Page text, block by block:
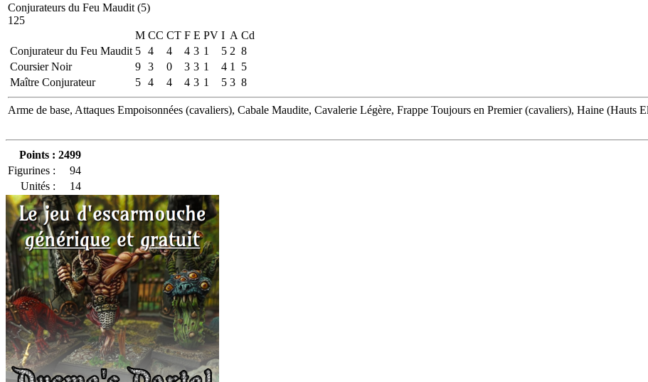
Conjurateurs du Feu Maudit (5)
125
M CC CT F E PV I A Cd
Conjurateur du Feu Maudit 5 4 4 4 3 1 5 2 8
Coursier Noir
9 3 0 3 3 1 4 1
5
Maître Conjurateur
5 4 4 4 3 1 5 3 8
Arme de base, Attaques Empoisonnées (cavaliers), Cabale Maudite, Cavalerie Légère, Frappe Toujours en Premier (cavaliers), Haine (Hauts
Points : 2499
Figurines :
94
Unités :
14